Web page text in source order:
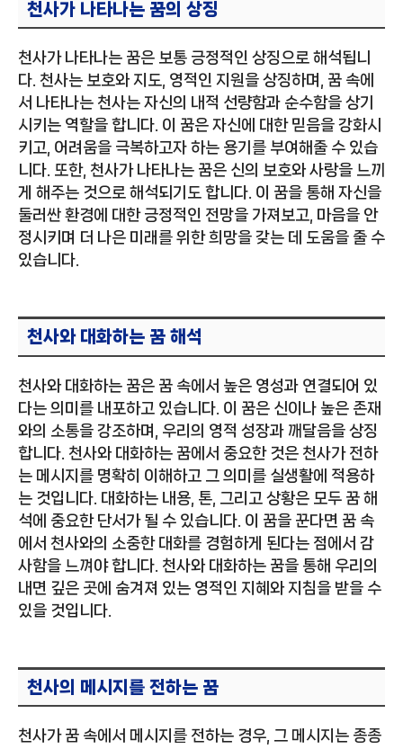
천사가 나타나는 꿈의 상징
천사가 나타나는 꿈은 보통 긍정적인 상징으로 해석됩니
다. 천사는 보호와 지도, 영적인 지원을 상징하며, 꿈 속에
서 나타나는 천사는 자신의 내적 선량함과 순수함을 상기
시키는 역할을 합니다. 이 꿈은 자신에 대한 믿음을 강화시
키고, 어려움을 극복하고자 하는 용기를 부여해줄 수 있습
니다. 또한, 천사가 나타나는 꿈은 신의 보호와 사랑을 느끼
게 해주는 것으로 해석되기도 합니다. 이 꿈을 통해 자신을
둘러싼 환경에 대한 긍정적인 전망을 가져보고, 마음을 안
정시키며 더 나은 미래를 위한 희망을 갖는 데 도움을 줄 수
있습니다.
천사와 대화하는 꿈 해석
천사와 대화하는 꿈은 꿈 속에서 높은 영성과 연결되어 있
다는 의미를 내포하고 있습니다. 이 꿈은 신이나 높은 존재
와의 소통을 강조하며, 우리의 영적 성장과 깨달음을 상징
합니다. 천사와 대화하는 꿈에서 중요한 것은 천사가 전하
는 메시지를 명확히 이해하고 그 의미를 실생활에 적용하
는 것입니다. 대화하는 내용, 톤, 그리고 상황은 모두 꿈 해
석에 중요한 단서가 될 수 있습니다. 이 꿈을 꾼다면 꿈 속
에서 천사와의 소중한 대화를 경험하게 된다는 점에서 감
사함을 느껴야 합니다. 천사와 대화하는 꿈을 통해 우리의
내면 깊은 곳에 숨겨져 있는 영적인 지혜와 지침을 받을 수
있을 것입니다.
천사의 메시지를 전하는 꿈
천사가 꿈 속에서 메시지를 전하는 경우, 그 메시지는 종종